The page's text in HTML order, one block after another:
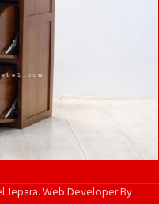
Web Developer By